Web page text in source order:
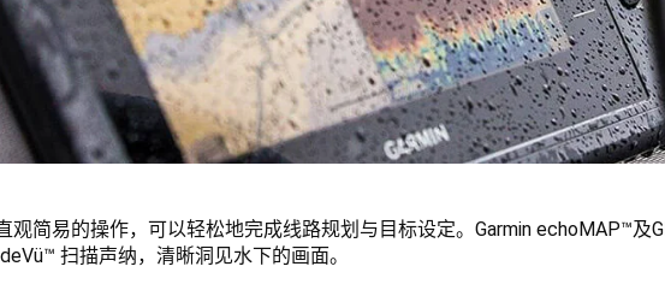
观简易的操作，可以轻松地完成线路规划与目标设定。Garmin echoMAP™
扫描声纳，清晰洞见水下的画面。